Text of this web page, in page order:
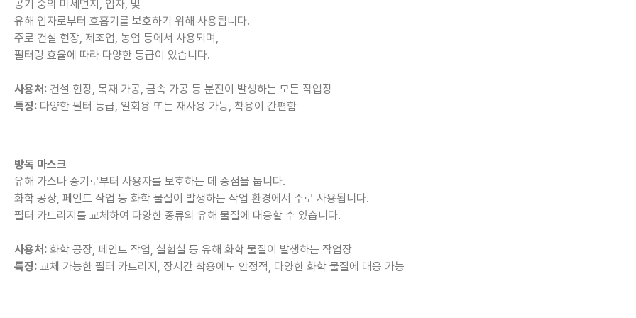
공기 중의 미세먼지, 입자, 및
유해 입자로부터 호흡기를 보호하기 위해 사용됩니다.
주로 건설 현장, 제조업, 농업 등에서 사용되며,
필터링 효율에 따라 다양한 등급이 있습니다.
사용처: 건설 현장, 목재 가공, 금속 가공 등 분진이 발생하는 모든 작업장
특징: 다양한 필터 등급, 일회용 또는 재사용 가능, 착용이 간편함
방독 마스크
유해 가스나 증기로부터 사용자를 보호하는 데 중점을 둡니다.
화학 공장, 페인트 작업 등 화학 물질이 발생하는 작업 환경에서 주로 사용됩니다.
필터 카트리지를 교체하여 다양한 종류의 유해 물질에 대응할 수 있습니다.
사용처: 화학 공장, 페인트 작업, 실험실 등 유해 화학 물질이 발생하는 작업장
특징: 교체 가능한 필터 카트리지, 장시간 착용에도 안정적, 다양한 화학 물질에 대응 가능